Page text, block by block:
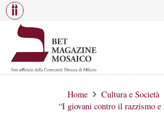
Home Cultura e Società
“I giovani contro il razzismo